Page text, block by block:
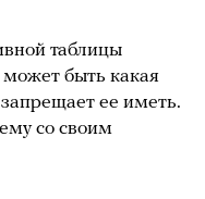
таблицы
быть какая
ее иметь.
со своим